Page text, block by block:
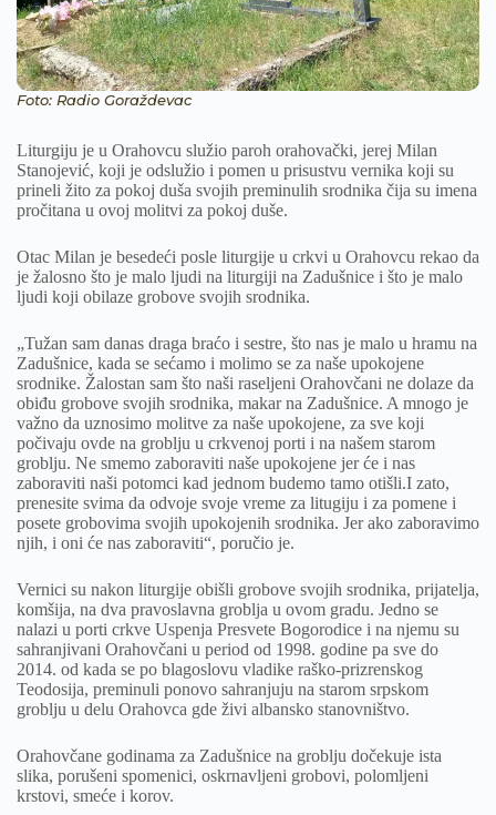
Foto: Radio Goraždevac
Liturgiju je u Orahovcu služio paroh orahovački, jerej Milan
Stanojević, koji je odslužio i pomen u prisustvu vernika koji su
prineli žito za pokoj duša svojih preminulih srodnika čija su imena
pročitana u ovoj molitvi za pokoj duše.
Otac Milan je besedeći posle liturgije u crkvi u Orahovcu rekao da
je žalosno što je malo ljudi na liturgiji na Zadušnice i što je malo
ljudi koji obilaze grobove svojih srodnika.
„Tužan sam danas draga braćo i sestre, što nas je malo u hramu na
Zadušnice, kada se sećamo i molimo se za naše upokojene
srodnike. Žalostan sam što naši raseljeni Orahovčani ne dolaze da
obiđu grobove svojih srodnika, makar na Zadušnice. A mnogo je
važno da uznosimo molitve za naše upokojene, za sve koji
počivaju ovde na groblju u crkvenoj porti i na našem starom
groblju. Ne smemo zaboraviti naše upokojene jer će i nas
zaboraviti naši potomci kad jednom budemo tamo otišli.I zato,
prenesite svima da odvoje svoje vreme za litugiju i za pomene i
posete grobovima svojih upokojenih srodnika. Jer ako zaboravimo
njih, i oni će nas zaboraviti“, poručio je.
Vernici su nakon liturgije obišli grobove svojih srodnika, prijatelja,
komšija, na dva pravoslavna groblja u ovom gradu. Jedno se
nalazi u porti crkve Uspenja Presvete Bogorodice i na njemu su
sahranjivani Orahovčani u period od 1998. godine pa sve do
2014. od kada se po blagoslovu vladike raško-prizrenskog
Teodosija, preminuli ponovo sahranjuju na starom srpskom
groblju u delu Orahovca gde živi albansko stanovništvo.
Orahovčane godinama za Zadušnice na groblju dočekuje ista
slika, porušeni spomenici, oskrnavljeni grobovi, polomljeni
krstovi, smeće i korov.